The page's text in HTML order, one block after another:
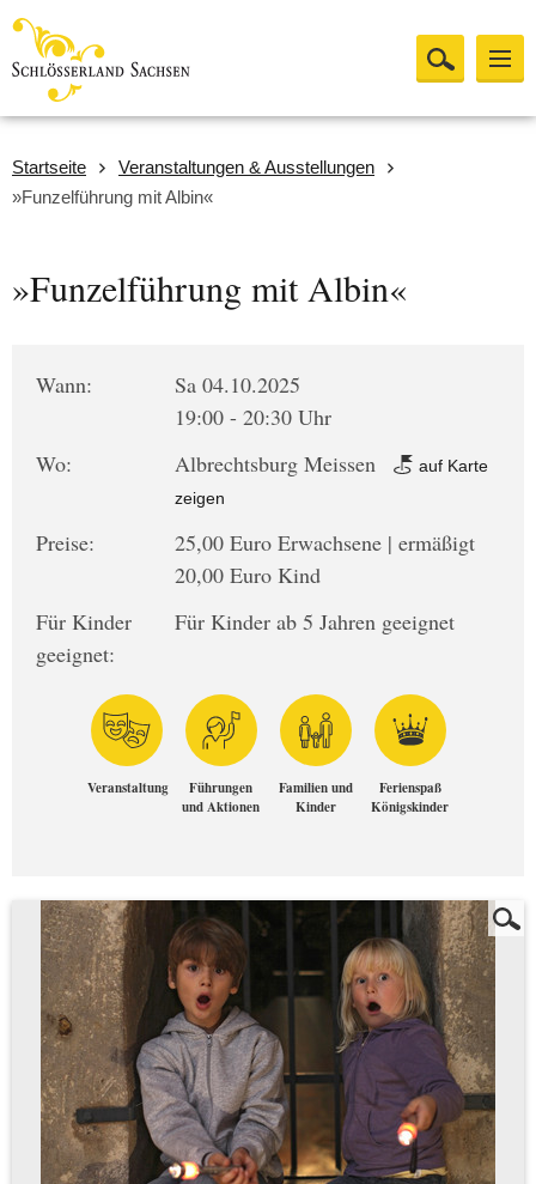
Startseite
Veranstaltungen & Ausstellungen
»Funzelführung mit Albin«
»Funzelführung mit Albin«
Wann:
Sa 04.10.2025
19:00 - 20:30 Uhr
Wo:
Albrechtsburg Meissen
auf Karte
zeigen
Preise:
25,00 Euro Erwachsene | ermäßigt
20,00 Euro Kind
Für Kinder
geeignet:
Für Kinder ab 5 Jahren geeignet
Veranstaltung
Führungen
und Aktionen
Familien und
Kinder
Ferienspaß
Königskinder